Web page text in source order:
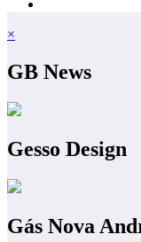
×
GB News
Gesso Design
Gás Nova